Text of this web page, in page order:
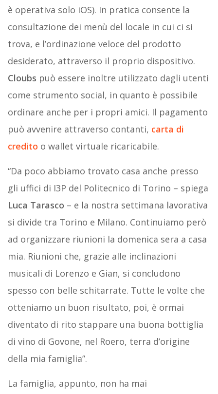
è operativa solo iOS). In pratica consente la
consultazione dei menù del locale in cui ci si
trova, e l’ordinazione veloce del prodotto
desiderato, attraverso il proprio dispositivo.
Cloubs può essere inoltre utilizzato dagli utenti
come strumento social, in quanto è possibile
ordinare anche per i propri amici. Il pagamento
può avvenire attraverso contanti, carta di
credito o wallet virtuale ricaricabile.
“Da poco abbiamo trovato casa anche presso
gli uffici di I3P del Politecnico di Torino – spiega
Luca Tarasco – e la nostra settimana lavorativa
si divide tra Torino e Milano. Continuiamo però
ad organizzare riunioni la domenica sera a casa
mia. Riunioni che, grazie alle inclinazioni
musicali di Lorenzo e Gian, si concludono
spesso con belle schitarrate. Tutte le volte che
otteniamo un buon risultato, poi, è ormai
diventato di rito stappare una buona bottiglia
di vino di Govone, nel Roero, terra d’origine
della mia famiglia”.
La famiglia, appunto, non ha mai